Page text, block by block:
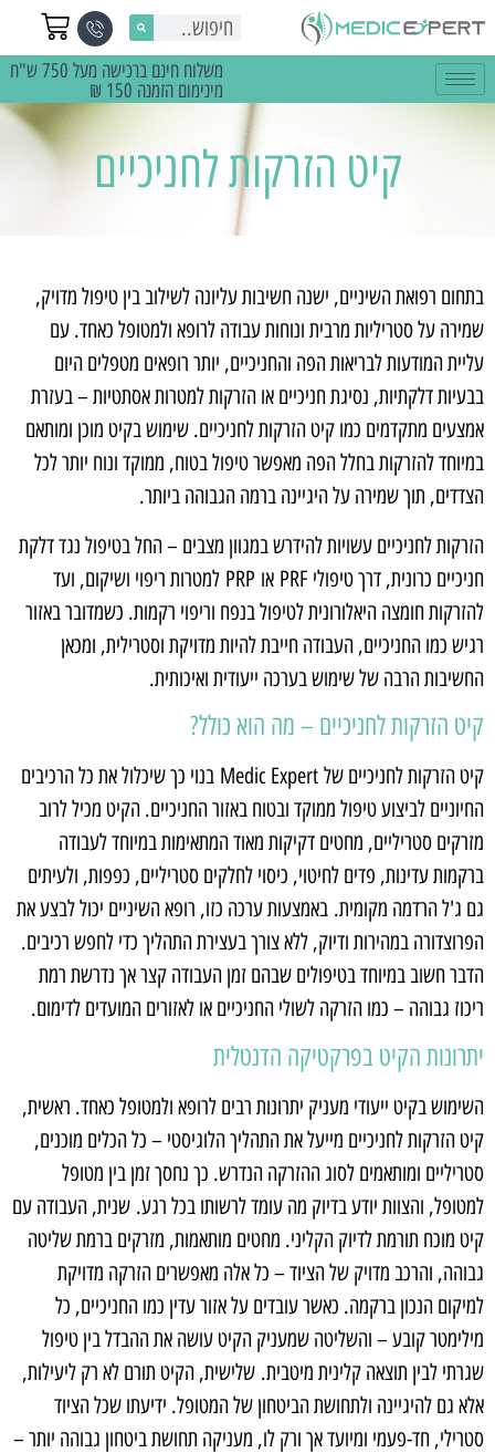
משלוח חינם ברכישה מעל 750 ש"ח
מינימום הזמנה 150 ₪
קיט הזרקות לחניכיים
בתחום רפואת השיניים, ישנה חשיבות עליונה לשילוב בין טיפול מדויק,
שמירה על סטריליות מרבית ונוחות עבודה לרופא ולמטופל כאחד. עם
עליית המודעות לבריאות הפה והחניכיים, יותר רופאים מטפלים היום
בבעיות דלקתיות, נסיגת חניכיים או הזרקות למטרות אסתטיות – בעזרת
אמצעים מתקדמים כמו קיט הזרקות לחניכיים. שימוש בקיט מוכן ומותאם
במיוחד להזרקות בחלל הפה מאפשר טיפול בטוח, ממוקד ונוח יותר לכל
הצדדים, תוך שמירה על היגיינה ברמה הגבוהה ביותר.
הזרקות לחניכיים עשויות להידרש במגוון מצבים – החל בטיפול נגד דלקת
חניכיים כרונית, דרך טיפולי PRF או PRP למטרות ריפוי ושיקום, ועד
להזרקות חומצה היאלורונית לטיפול בנפח וריפוי רקמות. כשמדובר באזור
רגיש כמו החניכיים, העבודה חייבת להיות מדויקת וסטרילית, ומכאן
החשיבות הרבה של שימוש בערכה ייעודית ואיכותית.
קיט הזרקות לחניכיים – מה הוא כולל?
קיט הזרקות לחניכיים של Medic Expert בנוי כך שיכלול את כל הרכיבים
החיוניים לביצוע טיפול ממוקד ובטוח באזור החניכיים. הקיט מכיל לרוב
מזרקים סטריליים, מחטים דקיקות מאוד המתאימות במיוחד לעבודה
ברקמות עדינות, פדים לחיטוי, כיסוי לחלקים סטריליים, כפפות, ולעיתים
גם ג'ל הרדמה מקומית. באמצעות ערכה כזו, רופא השיניים יכול לבצע את
הפרוצדורה במהירות ודיוק, ללא צורך בעצירת התהליך כדי לחפש רכיבים.
הדבר חשוב במיוחד בטיפולים שבהם זמן העבודה קצר אך נדרשת רמת
ריכוז גבוהה – כמו הזרקה לשולי החניכיים או לאזורים המועדים לדימום.
יתרונות הקיט בפרקטיקה הדנטלית
השימוש בקיט ייעודי מעניק יתרונות רבים לרופא ולמטופל כאחד. ראשית,
קיט הזרקות לחניכיים מייעל את התהליך הלוגיסטי – כל הכלים מוכנים,
סטריליים ומותאמים לסוג ההזרקה הנדרש. כך נחסך זמן בין מטופל
למטופל, והצוות יודע בדיוק מה עומד לרשותו בכל רגע. שנית, העבודה עם
קיט מוכח תורמת לדיוק הקליני. מחטים מותאמות, מזרקים ברמת שליטה
גבוהה, והרכב מדויק של הציוד – כל אלה מאפשרים הזרקה מדויקת
למיקום הנכון ברקמה. כאשר עובדים על אזור עדין כמו החניכיים, כל
מילימטר קובע – והשליטה שמעניק הקיט עושה את ההבדל בין טיפול
שגרתי לבין תוצאה קלינית מיטבית. שלישית, הקיט תורם לא רק ליעילות,
אלא גם להיגיינה ולתחושת הביטחון של המטופל. ידיעתו שכל הציוד
סטרילי, חד-פעמי ומיועד אך ורק לו, מעניקה תחושת ביטחון גבוהה יותר –